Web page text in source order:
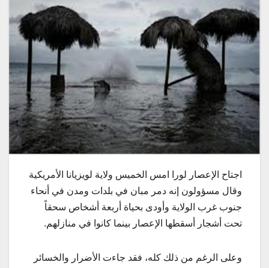
اجتاح الإعصار لورا امس الخميس ولاية لويزيانا الأمريكية
وقال مسؤولون إنه دمر مبان في بلدات ومدن في أنحاء
جنوب غرب الولاية وأودى بحياة أربعة أشخاص سحقاً
تحت أشجار أسقطها الإعصار بينما كانوا في منازلهم.
وعلى الرغم من ذلك كله، فقد جاءت الأضرار والخسائر